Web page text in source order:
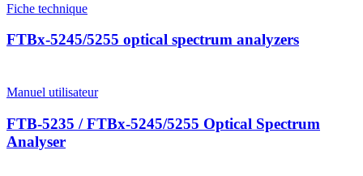
Fiche technique
FTBx-5245/5255 optical spectrum analyzers
Manuel utilisateur
FTB-5235 / FTBx-5245/5255 Optical Spectrum
Analyser